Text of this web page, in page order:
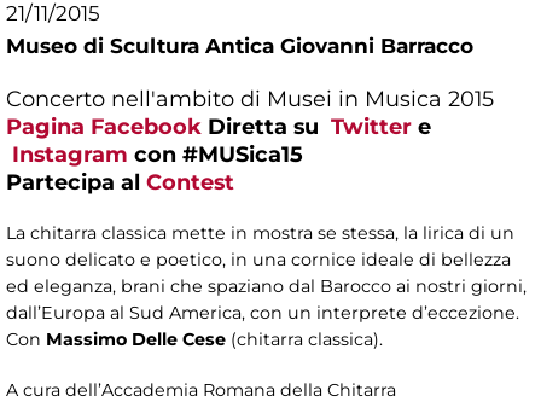
21/11/2015
Museo di Scultura Antica Giovanni Barracco
Concerto nell'ambito di Musei in Musica 2015
Pagina Facebook Diretta su Twitter e
Instagram con #MUSica15
Partecipa al Contest
La chitarra classica mette in mostra se stessa, la lirica di un
suono delicato e poetico, in una cornice ideale di bellezza
ed eleganza, brani che spaziano dal Barocco ai nostri giorni,
dall’Europa al Sud America, con un interprete d’eccezione.
Con Massimo Delle Cese (chitarra classica).
A cura dell’Accademia Romana della Chitarra